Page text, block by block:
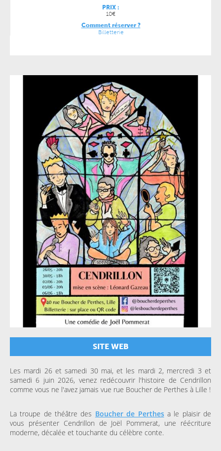
PRIX :
10€
Comment réserver ?
Billetterie
SITE WEB
Les mardi 26 et samedi 30 mai, et les mardi 2, mercredi 3 et
samedi 6 juin 2026, venez redécouvrir l'histoire de Cendrillon
comme vous ne l'avez jamais vue rue Boucher de Perthes à Lille !
La troupe de théâtre des Boucher de Perthesa le plaisir de
vous présenter Cendrillon de Joël Pommerat, une réécriture
moderne, décalée et touchante du célèbre conte.